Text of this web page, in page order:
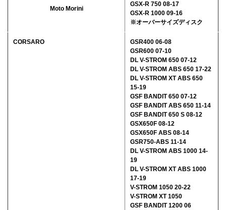
Moto Morini
GSX-R 750 08-17
GSX-R 1000 09-16
※オーバーサイズディスク
CORSARO
GSR400 06-08
GSR600 07-10
DL V-STROM 650 07-12
DL V-STROM ABS 650 17-22
DL V-STROM XT ABS 650
15-19
GSF BANDIT 650 07-12
GSF BANDIT ABS 650 11-14
GSF BANDIT 650 S 08-12
GSX650F 08-12
GSX650F ABS 08-14
GSR750-ABS 11-14
DL V-STROM ABS 1000 14-
19
DL V-STROM XT ABS 1000
17-19
V-STROM 1050 20-22
V-STROM XT 1050
GSF BANDIT 1200 06